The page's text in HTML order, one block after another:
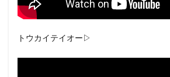
トウカイテイオー▷